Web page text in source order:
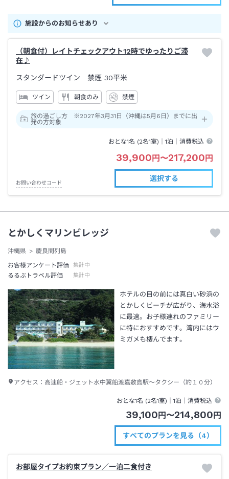
施設からのお知らせあり
（朝食付）レイトチェックアウト12時でゆったりご滞
在♪
スタンダードツイン 禁煙 30平米
ツイン 朝食のみ 禁煙
旅の過ごし方 ※2027年3月31日（沖縄は5月6日）までに出
発の方対象
おとな1名 (2名1室)｜1泊 ｜消費税込
39,900円〜217,200円
お問い合わせコード
選択する
とかしくマリンビレッジ
沖縄県
慶良間列島
お客様アンケート評価
集計中
るるぶトラベル評価 集計中
ホテルの目の前には真白い砂浜の
とかしくビーチが広がり、海水浴
に最適。お子様連れのファミリー
に特におすすめです。湾内にはウ
ミガメも棲んでます。
アクセス： 高速船・ジェット水中翼船渡嘉敷島駅～タクシー（約１０分）
おとな1名 (2名1室)｜1泊 ｜消費税込
39,100円〜214,800円
すべてのプランを見る（4）
お部屋タイプお約束プラン／一泊二食付き